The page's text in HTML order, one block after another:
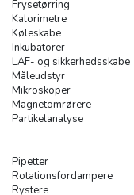
Frysetørring
Kalorimetre
Køleskabe
Inkubatorer
LAF- og sikkerhedsskabe
Måleudstyr
Mikroskoper
Magnetomrørere
Partikelanalyse
Pipetter
Rotationsfordampere
Rystere